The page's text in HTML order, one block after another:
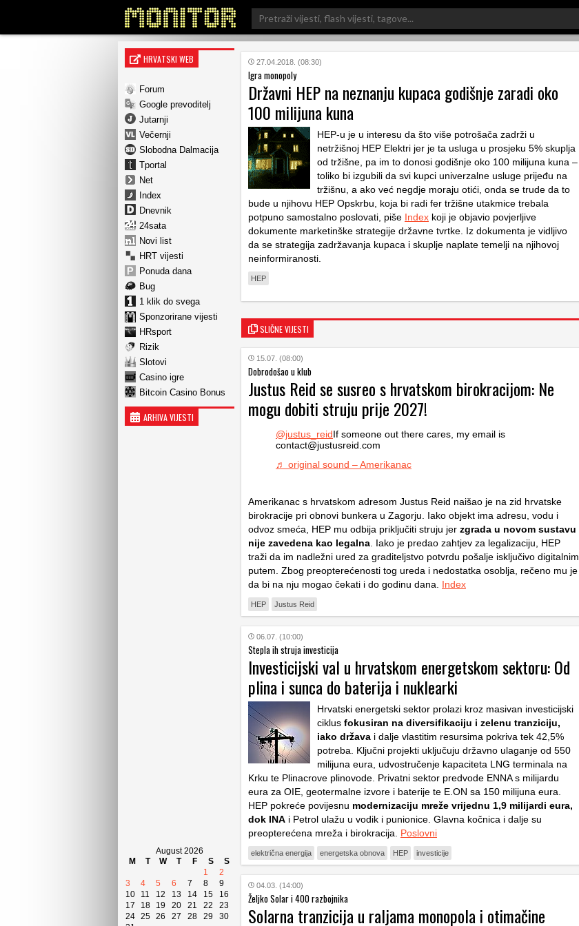
Search
for:
HRVATSKI WEB
Forum
Google prevoditelj
Jutarnji
Večernji
Slobodna Dalmacija
Tportal
Net
Index
Dnevnik
24sata
Novi list
HRT vijesti
Ponuda dana
Bug
1 klik do svega
Sponzorirane vijesti
HRsport
Rizik
Slotovi
Casino igre
Bitcoin Casino Bonus
ARHIVA VIJESTI
August 2026
M
T W T F S
S
1
2
3
4 5 6 7 8
9
10
11 12 13 14 15
16
17
18 19 20 21 22
23
24 25 26 27 28 29
30
27.04.2018. (08:30)
Igra monopoly
Državni HEP na neznanju kupaca godišnje zaradi oko
100 milijuna kuna
HEP-u je u interesu da što više potrošača zadrži u
netržišnoj HEP Elektri jer je ta usluga u prosjeku 5% skuplja
od tržišne, pa im to donosi godišnje oko 100 milijuna kuna –
toliko bi izgubili da svi kupci univerzalne usluge prijeđu na
tržišnu, a ako već negdje moraju otići, onda se trude da to
bude u njihovu HEP Opskrbu, koja bi radi fer tržišne utakmice trebala
potpuno samostalno poslovati, piše Index koji je objavio povjerljive
dokumente marketinške strategije državne tvrtke. Iz dokumenta je vidljivo
da se strategija zadržavanja kupaca i skuplje naplate temelji na njihovoj
neinformiranosti.
HEP
SLIČNE VIJESTI
15.07. (08:00)
Dobrodošao u klub
Justus Reid se susreo s hrvatskom birokracijom: Ne
mogu dobiti struju prije 2027!
@justus_reidIf someone out there cares, my email is
contact@justusreid.com
♬ original sound – Amerikanac
Amerikanac s hrvatskom adresom Justus Reid naišao je na zid hrvatske
birokracije pri obnovi bunkera u Zagorju. Iako objekt ima adresu, vodu i
odvoz smeća, HEP mu odbija priključiti struju jer zgrada u novom sustavu
nije zavedena kao legalna . Iako je predao zahtjev za legalizaciju, HEP
traži da im nadležni ured za graditeljstvo potvrdu pošalje isključivo digitalnim
putem. Zbog preopterećenosti tog ureda i nedostatka osoblja, rečeno mu je
da bi na nju mogao čekati i do godinu dana. Index
HEP Justus Reid
06.07. (10:00)
Stepla ih struja investicija
Investicijski val u hrvatskom energetskom sektoru: Od
plina i sunca do baterija i nuklearki
Hrvatski energetski sektor prolazi kroz masivan investicijski
ciklus fokusiran na diversifikaciju i zelenu tranziciju,
iako država i dalje vlastitim resursima pokriva tek 42,5%
potreba. Ključni projekti uključuju državno ulaganje od 550
milijuna eura, udvostručenje kapaciteta LNG terminala na
Krku te Plinacrove plinovode. Privatni sektor predvode ENNA s milijardu
eura za OIE, geotermalne izvore i baterije te E.ON sa 150 milijuna eura.
HEP pokreće povijesnu modernizaciju mreže vrijednu 1,9 milijardi eura,
dok INA i Petrol ulažu u vodik i punionice. Glavna kočnica i dalje su
preopterećena mreža i birokracija. Poslovni
električna energija energetska obnova HEP investicije
04.03. (14:00)
Željko Solar i 400 razbojnika
Solarna tranzicija u raljama monopola i otimačine